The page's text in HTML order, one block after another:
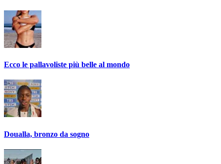
Ecco le pallavoliste più belle al mondo
Doualla, bronzo da sogno